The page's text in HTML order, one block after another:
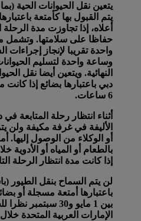
يتعين نقل الحيوانات الحية
يتم القبول بها كأمتعة
حفاظا على سلامتها. وتشمل
واحدة تقريبا لإنجاز
وساعة واحدة لتسليم
النهائية. ويتعين أيضا نقل
دبي باعتبارها بضائع إذا كانت
6 ساعات.
أثناء انتظار رحلة المتابعة
الأليفة في غرفة مكيفة ولن
أو الوكلاء من الوصول إليها.
بالطعام أو المياه أو الأدوية
إذا كانت مدة انتظار الرحلة التالية
لن يتم السماح بنقل الطيور
باعتبارها أمتعة مسجلة أو
بين 1 مايو و30
الإمارات العربية المتحدة